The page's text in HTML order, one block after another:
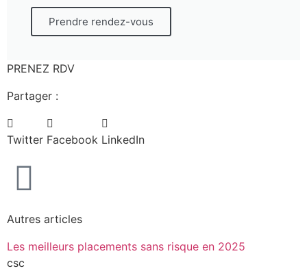
Prendre rendez-vous
PRENEZ RDV
Partager :
Twitter Facebook LinkedIn
Autres articles
Les meilleurs placements sans risque en 2025
csc